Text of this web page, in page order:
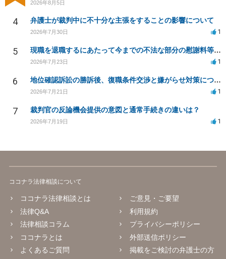
2026年8月5日
4 弁護士が裁判中に不十分な主張をすることの影響について
2026年7月30日 1
5 現職を退職するにあたって今までの不法な部分の慰謝料等は請求できるのか。
2026年7月23日 1
6 地位確認訴訟の勝訴後、復職条件交渉と嫌がらせ対策について
2026年7月21日 1
7 裁判官の反論機会提供の意図と通常手続きの違いは？
2026年7月19日 1
ココナラ法律相談について
ココナラ法律相談とは
法律Q&A
法律相談コラム
ココナラとは
よくあるご質問
ご意見・ご要望
利用規約
プライバシーポリシー
外部送信ポリシー
掲載をご検討の弁護士の方